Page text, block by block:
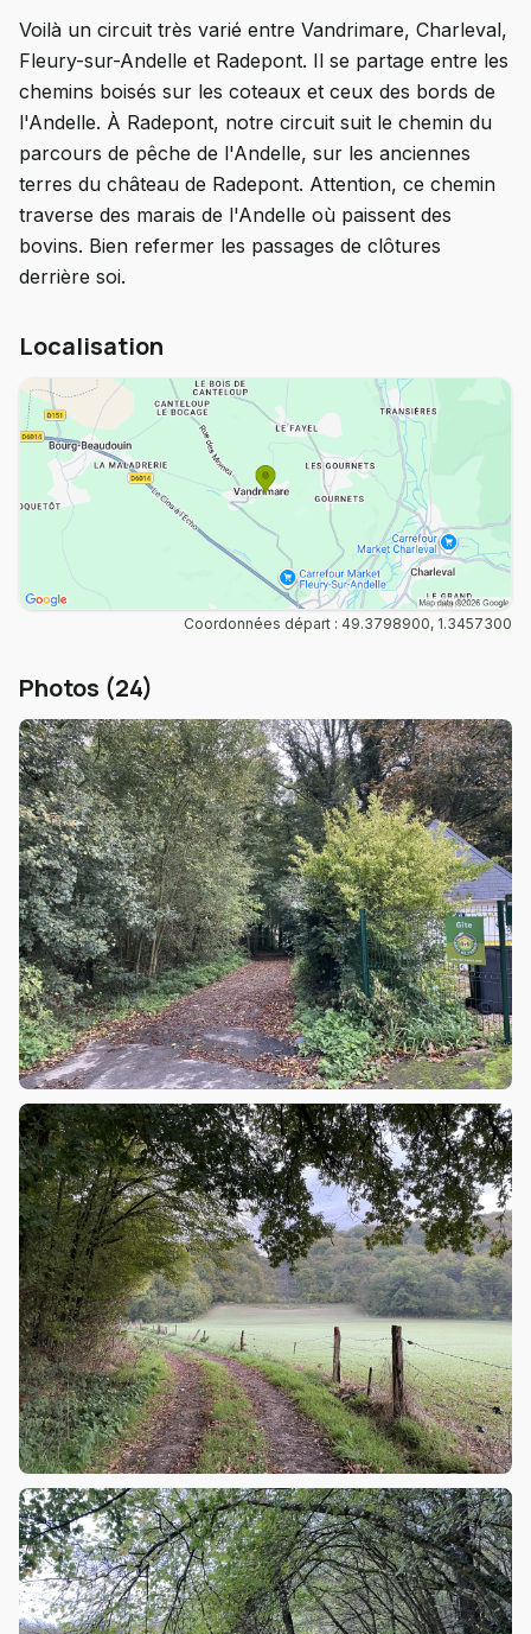
Voilà un circuit très varié entre Vandrimare, Charleval,
Fleury-sur-Andelle et Radepont. Il se partage entre les
chemins boisés sur les coteaux et ceux des bords de
l'Andelle. À Radepont, notre circuit suit le chemin du
parcours de pêche de l'Andelle, sur les anciennes
terres du château de Radepont. Attention, ce chemin
traverse des marais de l'Andelle où paissent des
bovins. Bien refermer les passages de clôtures
derrière soi.
Localisation
Coordonnées départ : 49.3798900, 1.3457300
Photos (24)